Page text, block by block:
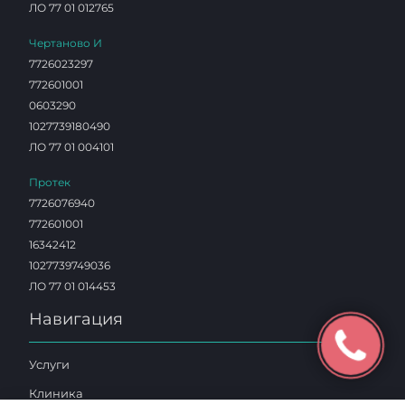
ЛО 77 01 012765
Чертаново И
7726023297
772601001
0603290
1027739180490
ЛО 77 01 004101
Протек
7726076940
772601001
16342412
1027739749036
ЛО 77 01 014453
Навигация
Услуги
Клиника